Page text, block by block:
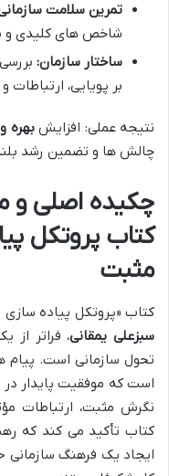
تمرین سلامت
شاخص های کلیدی و
ساختار سازمان:
بر پویایی،
نتیجه عملی: افزایشبهره
چالش ها و تضمین رشد
چکیده اصلی و
کتاب پروتکل
مثبت
کتاب «پروتکل پیاده
سبزعلی یمقانی، فراتر از
تحول سازمانی است. پیام
است که موفقیت پایدار در
نگرش مثبت، ارتباطات
کتاب تأکید می کند که
ایجاد یک فرهنگ سازمانی